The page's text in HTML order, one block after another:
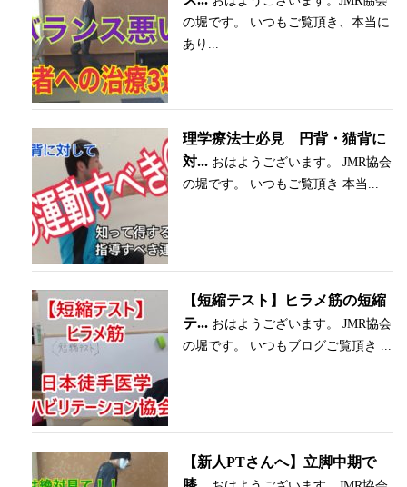
の堀です。 いつもご覧頂き、本当に
あり...
理学療法士必見 円背・猫背に
対... おはようございます。 JMR協会
の堀です。 いつもご覧頂き 本当...
【短縮テスト】ヒラメ筋の短縮
テ... おはようございます。 JMR協会
の堀です。 いつもブログご覧頂き ...
【新人PTさんへ】立脚中期で